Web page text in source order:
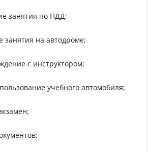
занятия по ПДД;
занятия на автодроме;
с инструктором;
учебного автомобиля;